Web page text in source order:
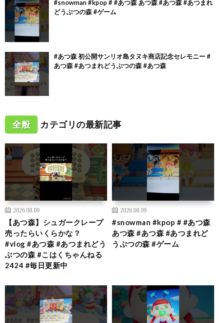
#snowman #kpop # #あつ森 あつ森 #あつ森 #あつまれ
どうぶつの森 #ゲーム
#あつ森 初公開サンリオ島タヌキ商店記念セレモニー #
あつ森 #あつまれどうぶつの森 #あつ森
全般 カテゴリの最新記事
2026.08.09
【あつ森】シュガークレープ
売ったらいくらかな？
#vlog #あつ森 #あつまれどう
ぶつの森 #こはくちゃんねる
2424 #毎日更新中
2026.08.09
#snowman #kpop # #あつ森
あつ森 #あつ森 #あつまれど
うぶつの森 #ゲーム